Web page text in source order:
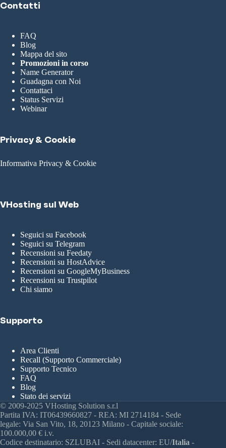
Contatti
FAQ
Blog
Mappa del sito
Promozioni in corso
Name Generator
Guadagna con Noi
Contattaci
Status Servizi
Webinar
Privacy & Cookie
Informativa Privacy & Cookie
VHosting sul Web
Seguici su Facebook
Seguici su Telegram
Recensioni su Feedaty
Recensioni su HostAdvice
Recensioni su GoogleMyBusiness
Recensioni su Trustpilot
Chi siamo
Supporto
Area Clienti
Recall (Supporto Commerciale)
Supporto Tecnico
FAQ
Blog
Stato dei servizi
© 2009-2025 VHosting Solution s.r.l
Partita IVA: IT06439660827 - REA: MI 2714184 - Sede
legale: Via San Vito, 18, 20123 Milano - Capitale sociale:
100.000,00 € i.v.
Codice destinatario: SZLUBAI - Sedi datacenter: EU/Italia -